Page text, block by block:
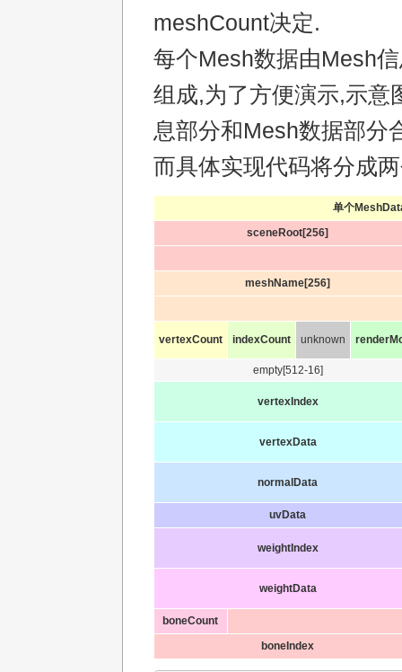
meshCount决定.
每个Mesh数据由Mesh
组成,为了方便演示,示意
息部分和Mesh数据部分
而具体实现代码将分成
单个
sceneRoot[256]
meshName[256]
vertexCount indexCount unknown
empty[512-16]
vertexIndex
vertexData
normalData
uvData
weightIndex
weightData
boneCount
boneIndex